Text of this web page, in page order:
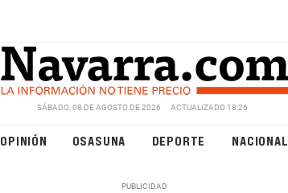
SÁBADO, 08 DE AGOSTO DE 2026 ACTUALIZADO 18:26
OPINIÓN OSASUNA DEPORTE NACIONAL